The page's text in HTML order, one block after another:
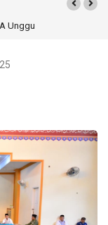
Transformasi 2025